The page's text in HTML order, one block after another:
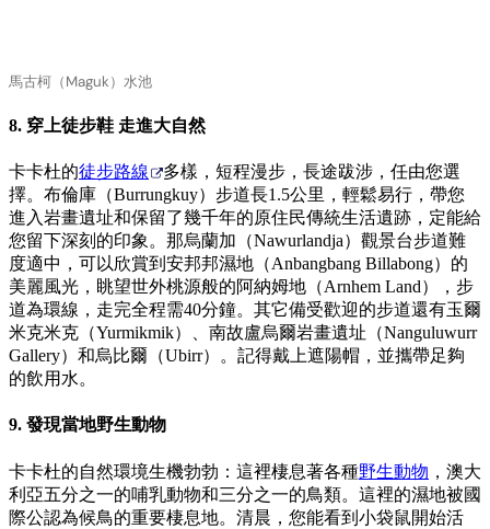
馬古柯（Maguk）水池
8. 穿上徒步鞋 走進大自然
卡卡杜的徒步路線
多樣，短程漫步，長途跋涉，任由您選
擇。布倫庫（Burrungkuy）步道長1.5公里，輕鬆易行，帶您
進入岩畫遺址和保留了幾千年的原住民傳統生活遺跡，定能給
您留下深刻的印象。那烏蘭加（Nawurlandja）觀景台步道難
度適中，可以欣賞到安邦邦濕地（Anbangbang Billabong）的
美麗風光，眺望世外桃源般的阿納姆地（Arnhem Land），步
道為環線，走完全程需40分鐘。其它備受歡迎的步道還有玉爾
米克米克（Yurmikmik）、南故盧烏爾岩畫遺址（Nanguluwurr
Gallery）和烏比爾（Ubirr）。記得戴上遮陽帽，並攜帶足夠
的飲用水。
9. 發現當地野生動物
卡卡杜的自然環境生機勃勃：這裡棲息著各種野生動物 ，澳大
利亞五分之一的哺乳動物和三分之一的鳥類。這裡的濕地被國
際公認為候鳥的重要棲息地。清晨，您能看到小袋鼠開始活